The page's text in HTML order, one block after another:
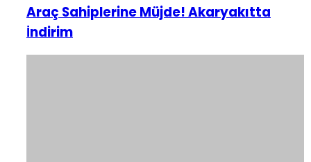
Araç Sahiplerine Müjde! Akaryakıtta
İndirim